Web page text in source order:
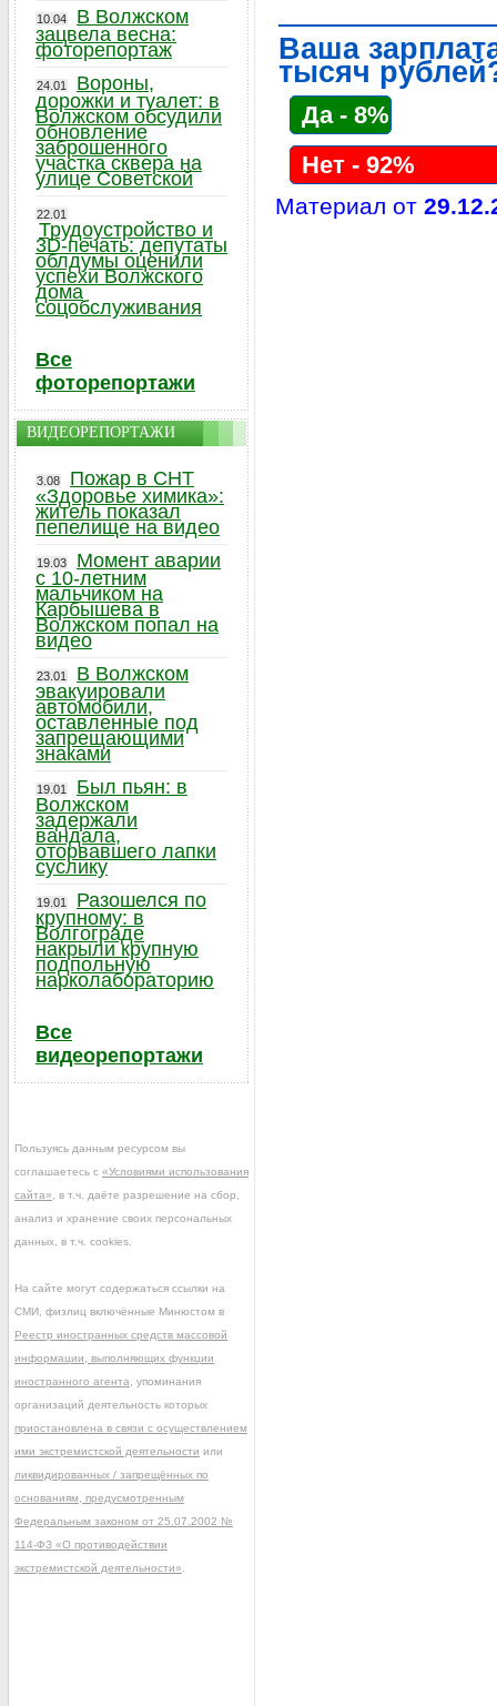
Ваша
тысяч
Да - 8%
Нет - 92%
Материал от
10.04
В Волжском
зацвела весна:
фоторепортаж
24.01
Вороны,
дорожки и туалет: в
Волжском обсудили
обновление
заброшенного
участка сквера на
улице Советской
22.01
Трудоустройство и
3D-печать: депутаты
облдумы оценили
успехи Волжского
дома
соцобслуживания
Все
фоторепортажи
ВИДЕОРЕПОРТАЖИ
3.08
Пожар в СНТ
«Здоровье химика»:
житель показал
пепелище на видео
19.03
Момент аварии
с 10-летним
мальчиком на
Карбышева в
Волжском попал на
видео
23.01
В Волжском
эвакуировали
автомобили,
оставленные под
запрещающими
знаками
19.01
Был пьян: в
Волжском
задержали
вандала,
оторвавшего лапки
суслику
19.01
Разошелся по
крупному: в
Волгограде
накрыли крупную
подпольную
нарколабораторию
Все
видеорепортажи
Пользуясь данным ресурсом вы
соглашаетесь с «Условиями использования
сайта» , в т.ч. даёте разрешение на сбор,
анализ и хранение своих персональных
данных, в т.ч. cookies.
На сайте могут содержаться ссылки на
СМИ, физлиц включённые Минюстом в
Реестр иностранных средств массовой
информации, выполняющих функции
иностранного агента , упоминания
организаций деятельность которых
приостановлена в связи с осуществлением
ими экстремистской деятельности или
ликвидированных / запрещённых по
основаниям, предусмотренным
Федеральным законом от 25.07.2002 №
114-ФЗ «О противодействии
экстремистской деятельности»